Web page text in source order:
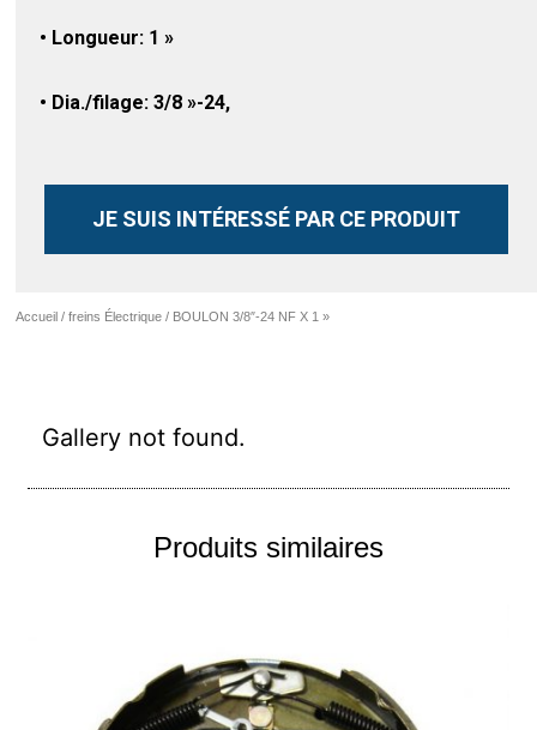
Accueil /freins Électrique / BOULON 3/8″-24 NF X 1 »
Gallery not found.
• Longueur: 1 »
• Dia./filage: 3/8 »-24,
JE SUIS INTÉRESSÉ PAR CE PRODUIT
Produits similaires